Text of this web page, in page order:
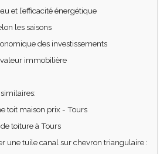
et l’efficacité énergétique
les saisons
des investissements
valeur immobilière
toit maison prix - Tours
toiture à Tours
une tuile canal sur chevron triangulaire :